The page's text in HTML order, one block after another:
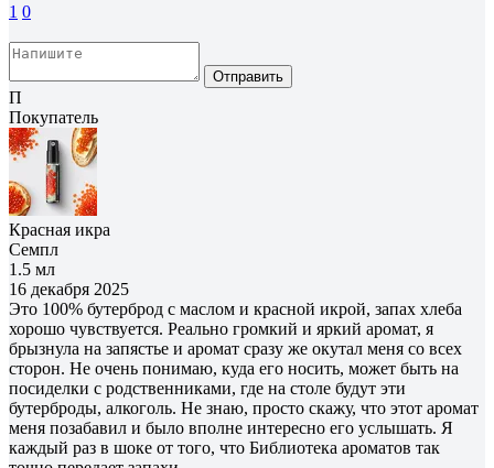
1 0
Отправить
П
Покупатель
Красная икра
Семпл
1.5 мл
16 декабря 2025
Это 100% бутерброд с маслом и красной икрой, запах хлеба
хорошо чувствуется. Реально громкий и яркий аромат, я
брызнула на запястье и аромат сразу же окутал меня со всех
сторон. Не очень понимаю, куда его носить, может быть на
посиделки с родственниками, где на столе будут эти
бутерброды, алкоголь. Не знаю, просто скажу, что этот аромат
меня позабавил и было вполне интересно его услышать. Я
каждый раз в шоке от того, что Библиотека ароматов так